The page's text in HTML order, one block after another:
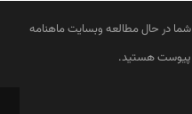
شما در حال مطالعه وبسایت ماهنامه
پیوست هستید.